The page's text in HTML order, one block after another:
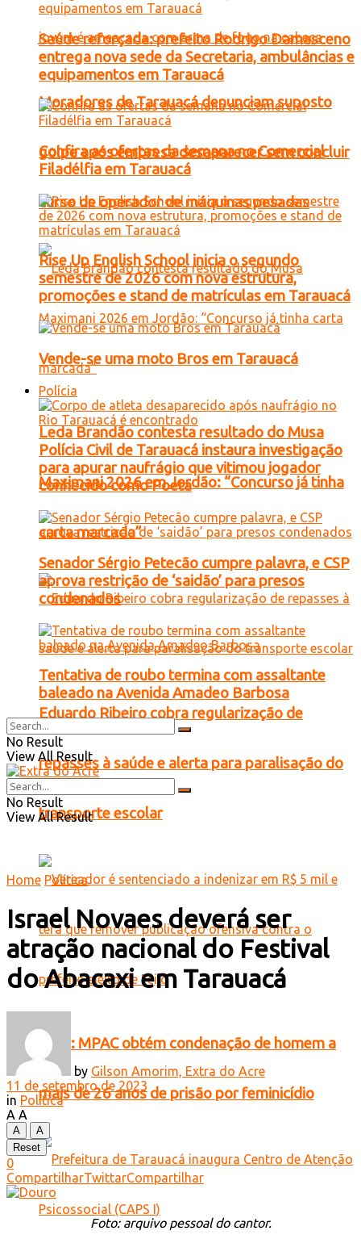
Moradores de Tarauacá denunciam suposto
golpe após empresa desaparecer sem concluir
curso de operador de máquinas pesadas
Leda Brandão contesta resultado do Musa
Maximani 2026 em Jordão: “Concurso já tinha
carta marcada”
Eduardo Ribeiro cobra regularização de
repasses à saúde e alerta para paralisação do
transporte escolar
Feijó: MPAC obtém condenação de homem a
mais de 26 anos de prisão por feminicídio
Saúde reforçada: prefeito Rodrigo Damasceno
entrega nova sede da Secretaria, ambulâncias e
equipamentos em Tarauacá
Confira as ofertas da semana no Comercial
Filadélfia em Tarauacá
Rise Up English School inicia o segundo
semestre de 2026 com nova estrutura,
promoções e stand de matrículas em Tarauacá
Vende-se uma moto Bros em Tarauacá
Polícia
Polícia Civil de Tarauacá instaura investigação
para apurar naufrágio que vitimou jogador
conhecido como Poeta
Senador Sérgio Petecão cumpre palavra, e CSP
aprova restrição de ‘saidão’ para presos
condenados
Tentativa de roubo termina com assaltante
baleado na Avenida Amadeo Barbosa
No Result
View All Result
No Result
View All Result
Home Política
Israel Novaes deverá ser
atração nacional do Festival
do Abacaxi em Tarauacá
by Gilson Amorim, Extra do Acre
11 de setembro de 2023
in Política
A A
A
A
Reset
0
CompartilharTwittarCompartilhar
Foto: arquivo pessoal do cantor.